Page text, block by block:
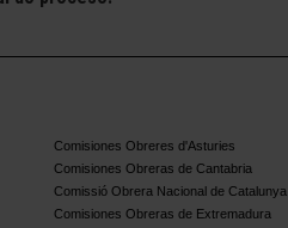
Comisiones Obreres d'Asturies
Comisiones Obreras de Cantabria
Comissió Obrera Nacional de Catalunya
Comisiones Obreras de Extremadura